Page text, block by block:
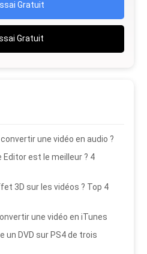
Gratuit
Gratuit
une vidéo en audio ?
Editor est le meilleur ? 4
3D sur les vidéos ? Top 4
une vidéo en iTunes
un DVD sur PS4 de trois